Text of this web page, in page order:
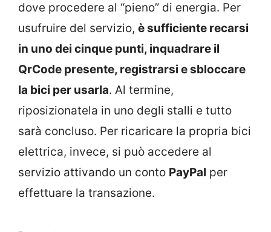
dove procedere al “pieno” di energia. Per
usufruire del servizio, è sufficiente recarsi
in uno dei cinque punti, inquadrare il
QrCode presente, registrarsi e sbloccare
la bici per usarla. Al termine,
riposizionatela in uno degli stalli e tutto
sarà concluso. Per ricaricare la propria bici
elettrica, invece, si può accedere al
servizio attivando un conto PayPal per
effettuare la transazione.